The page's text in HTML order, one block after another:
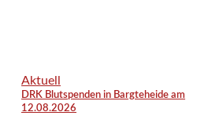
Aktuell
DRK Blutspenden in Bargteheide am
12.08.2026